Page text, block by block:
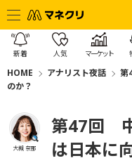
新着 人気 マーケット
HOME アナリスト夜話
第
のか？
大槻 奈那
第47回
は日本に